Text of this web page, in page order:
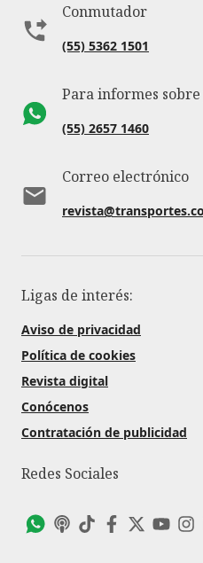
Conmutador
(55) 5362 1501
Para informes
(55) 2657 1460
Correo electrónico
Ligas de interés:
Aviso de privacidad
Política de cookies
Revista digital
Conócenos
Contratación de publicidad
Redes Sociales